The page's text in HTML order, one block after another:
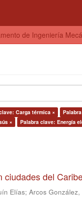
de Ingeniería
Carga térmica ×
× Palabra clave: Energía
del
Elías; Arcos González,